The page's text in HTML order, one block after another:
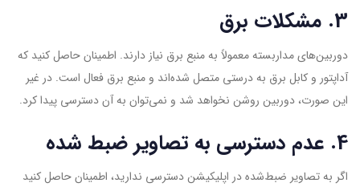
3. مشکلات برق
دوربین‌های مداربسته معمولاً به منبع برق نیاز دارند. اطمینان حاصل کنید که
آداپتور و کابل برق به درستی متصل شده‌اند و منبع برق فعال است. در غیر
این صورت، دوربین روشن نخواهد شد و نمی‌توان به آن دسترسی پیدا کرد.
4. عدم دسترسی به تصاویر ضبط‌ شده
اگر به تصاویر ضبط‌شده در اپلیکیشن دسترسی ندارید، اطمینان حاصل کنید